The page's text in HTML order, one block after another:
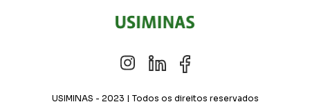
USIMINAS - 2023 | Todos os direitos reservados